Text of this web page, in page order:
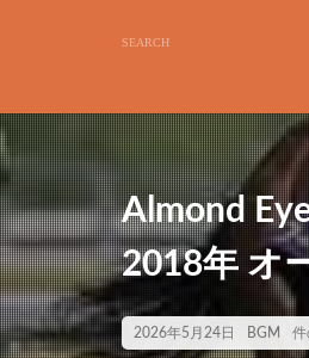
Almond
2018年 オ
2026年5月24日 BGM 件